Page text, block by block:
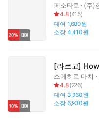
페소타로 (주)
4.8(415)
대여 1,680원
소장 4,410원
[라르고]
스에히로 마치
4.8(226)
대여 3,960원
소장 6,930원